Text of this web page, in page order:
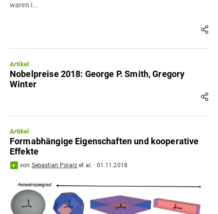
waren i...
Artikel
Nobelpreise 2018: George P. Smith, Gregory
Winter
Artikel
Formabhängige Eigenschaften und kooperative
Effekte
von Sebastian Polarz et al. · 01.11.2018